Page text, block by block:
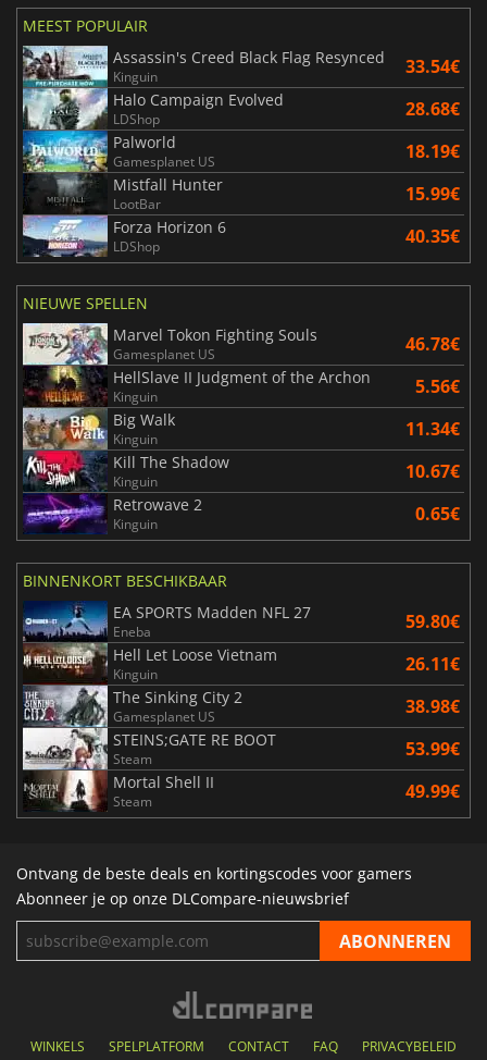
MEEST POPULAIR
Assassin's Creed Black Flag Resynced
Kinguin 33.54€
Halo Campaign Evolved
LDShop 28.68€
Palworld
Gamesplanet US 18.19€
Mistfall Hunter
LootBar 15.99€
Forza Horizon 6
LDShop 40.35€
NIEUWE SPELLEN
Marvel Tokon Fighting Souls
Gamesplanet US 46.78€
HellSlave II Judgment of the Archon
Kinguin 5.56€
Big Walk
Kinguin 11.34€
Kill The Shadow
Kinguin 10.67€
Retrowave 2
Kinguin 0.65€
BINNENKORT BESCHIKBAAR
EA SPORTS Madden NFL 27
Eneba 59.80€
Hell Let Loose Vietnam
Kinguin 26.11€
The Sinking City 2
Gamesplanet US 38.98€
STEINS;GATE RE BOOT
Steam 53.99€
Mortal Shell II
Steam 49.99€
Ontvang de beste deals en kortingscodes voor gamers
Abonneer je op onze DLCompare-nieuwsbrief
WINKELS SPELPLATFORM CONTACT FAQ PRIVACYBELEID